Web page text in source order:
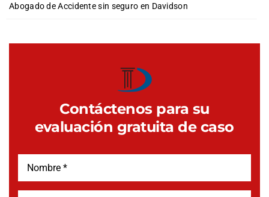
Abogado de Accidente sin seguro en Davidson
Contáctenos para su
evaluación gratuita de caso